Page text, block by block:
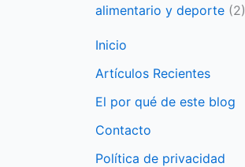
alimentario y deporte (2)
Inicio
Artículos Recientes
El por qué de este blog
Contacto
Política de privacidad